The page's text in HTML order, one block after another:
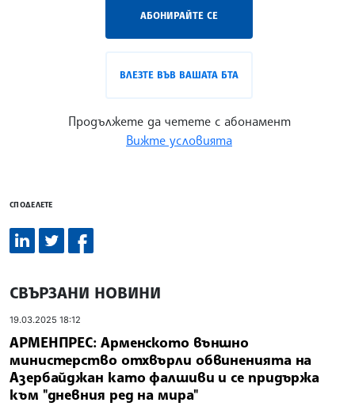
АБОНИРАЙТЕ СЕ
ВЛЕЗТЕ ВЪВ ВАШАТА БТА
Продължете да четете с абонамент
Вижте условията
СПОДЕЛЕТЕ
СВЪРЗАНИ НОВИНИ
19.03.2025 18:12
АРМЕНПРЕС: Арменското външно
министерство отхвърли обвиненията на
Азербайджан като фалшиви и се придържа
към "дневния ред на мира"